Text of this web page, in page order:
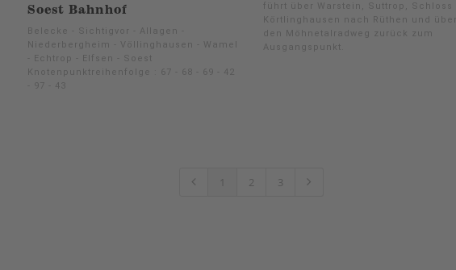
Soest Bahnhof
Belecke - Sichtigvor - Allagen -
Niederbergheim - Völlinghausen - Wamel
- Echtrop - Elfsen - Soest
Knotenpunktreihenfolge : 67 - 68 - 69 - 42
- 97 - 43
führt über Warstein, Suttrop, Schloss
Körtlinghausen nach Rüthen und über
den Möhnetalradweg zurück zum
Ausgangspunkt.
1 2 3